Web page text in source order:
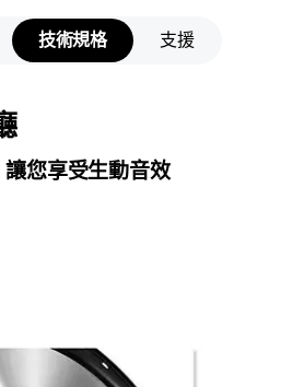
技術規格 支援
您享受生動音效